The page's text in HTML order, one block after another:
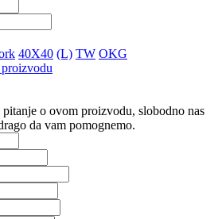
40X40 (L) TW OKG
o ovom proizvodu, slobodno nas
da vam pomognemo.